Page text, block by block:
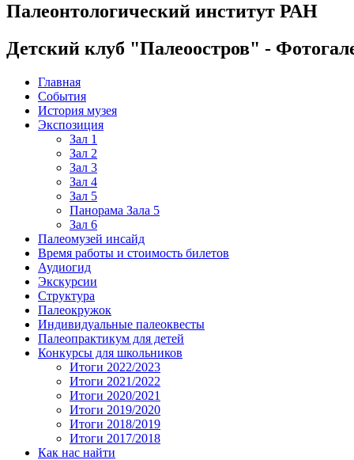
Палеонтологический институт РАН
Детский клуб "Палеоостров" -
Главная
События
История музея
Экспозиция
Зал 1
Зал 2
Зал 3
Зал 4
Зал 5
Панорама Зала 5
Зал 6
Палеомузей инсайд
Время работы и стоимость билетов
Аудиогид
Экскурсии
Структура
Палеокружок
Индивидуальные палеоквесты
Палеопрактикум для детей
Конкурсы для школьников
Итоги 2022/2023
Итоги 2021/2022
Итоги 2020/2021
Итоги 2019/2020
Итоги 2018/2019
Итоги 2017/2018
Как нас найти